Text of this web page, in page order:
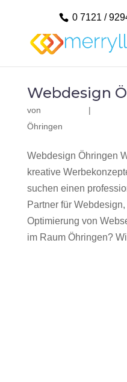
0 7121 /
Webdesign
von |
Öhringen
Webdesign Öhringen
kreative
suchen einen
Partner für
Optimierung von
im Raum Öhringen?